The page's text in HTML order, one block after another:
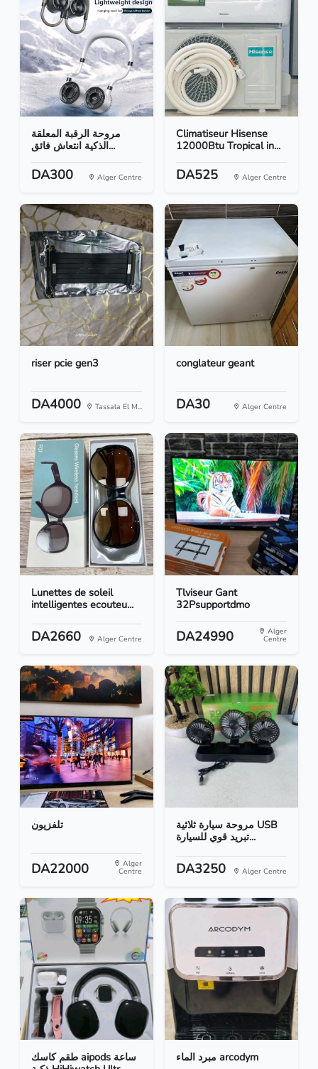
مروحة الرقبة المعلقة
الذكية انتعاش فائق...
DA300 Alger Centre
Climatiseur Hisense
12000Btu Tropical in...
DA525 Alger Centre
riser pcie gen3
DA4000 Tassala El M...
conglateur geant
DA30 Alger Centre
Lunettes de soleil
intelligentes ecouteu...
DA2660 Alger Centre
Tlviseur Gant
32Psupportdmo
DA24990 Alger
Centre
تلفزيون
DA22000 Alger
Centre
مروحة سيارة ثلاثية USB
تبريد قوي للسيارة...
DA3250 Alger Centre
طقم كاسك aipods ساعة
مبرد الماء arcodym